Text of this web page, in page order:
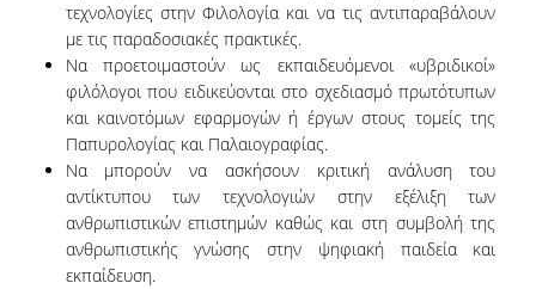
τεχνολογίες στην Φιλολογία και να τις αντιπαραβάλουν
με τις παραδοσιακές πρακτικές.
Να προετοιμαστούν ως εκπαιδευόμενοι «υβριδικοί»
φιλόλογοι που ειδικεύονται στο σχεδιασμό πρωτότυπων
και καινοτόμων εφαρμογών ή έργων στους τομείς της
Παπυρολογίας και Παλαιογραφίας.
Να μπορούν να ασκήσουν κριτική ανάλυση του
αντίκτυπου των τεχνολογιών στην εξέλιξη των
ανθρωπιστικών επιστημών καθώς και στη συμβολή της
ανθρωπιστικής γνώσης στην ψηφιακή παιδεία και
εκπαίδευση.